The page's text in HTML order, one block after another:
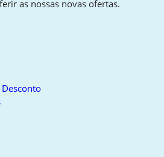
as nossas novas ofertas.